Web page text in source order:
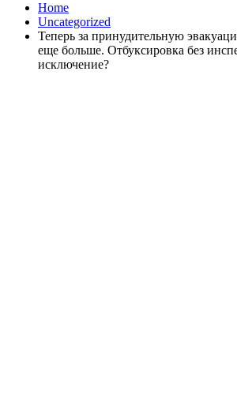
Home
Uncategorized
Теперь за принудительную
еще больше. Отбуксировка без
исключение?